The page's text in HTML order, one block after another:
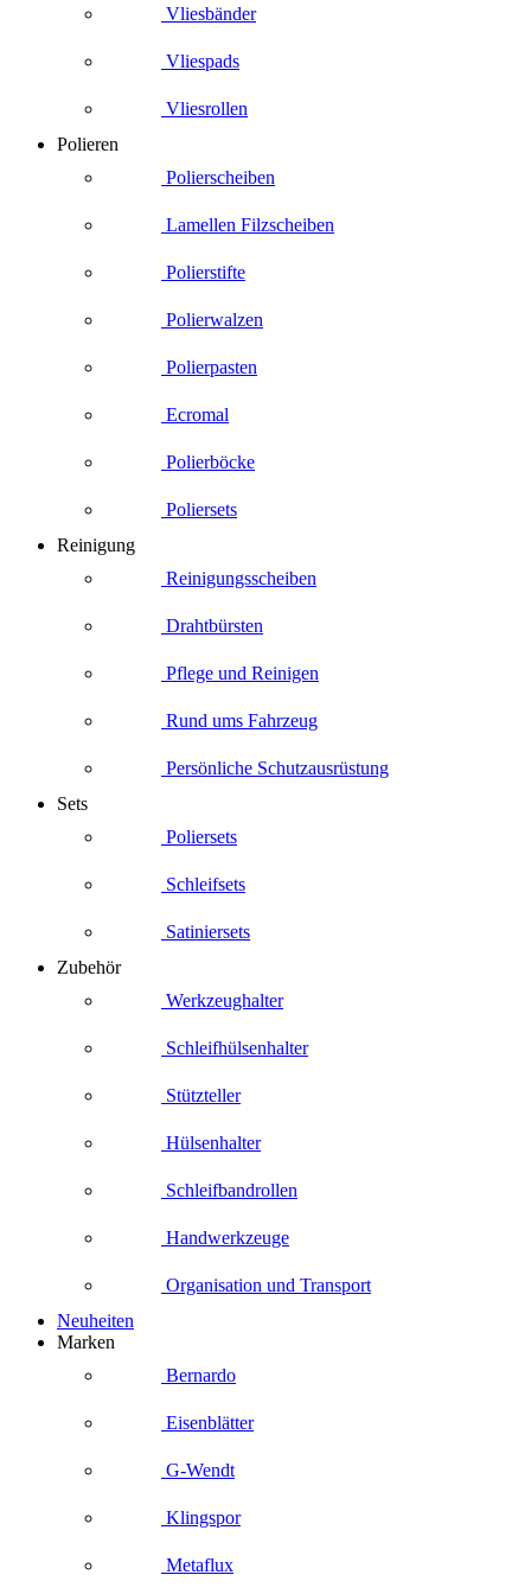
Vliesbänder
Vliespads
Vliesrollen
Polieren
Polierscheiben
Lamellen Filzscheiben
Polierstifte
Polierwalzen
Polierpasten
Ecromal
Polierböcke
Poliersets
Reinigung
Reinigungsscheiben
Drahtbürsten
Pflege und Reinigen
Rund ums Fahrzeug
Persönliche Schutzausrüstung
Sets
Poliersets
Schleifsets
Satiniersets
Zubehör
Werkzeughalter
Schleifhülsenhalter
Stützteller
Hülsenhalter
Schleifbandrollen
Handwerkzeuge
Organisation und Transport
Neuheiten
Marken
Bernardo
Eisenblätter
G-Wendt
Klingspor
Metaflux